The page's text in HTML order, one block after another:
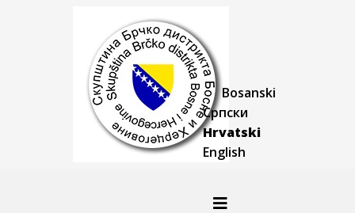
Bosanski
Српски
Hrvatski
English